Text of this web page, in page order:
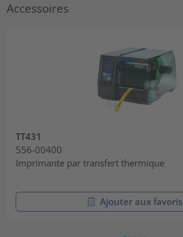
Accessoires
TT431
556-00400
Imprimante par transfert thermique
Ajouter aux favoris